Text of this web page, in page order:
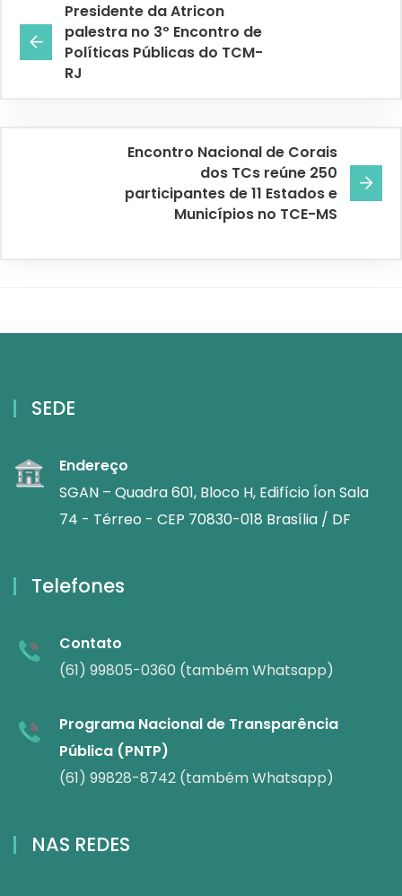
Presidente da Atricon
palestra no 3º Encontro de
Políticas Públicas do TCM-
RJ
Encontro Nacional de Corais
dos TCs reúne 250
participantes de 11 Estados e
Municípios no TCE-MS
SEDE
Endereço
SGAN – Quadra 601, Bloco H, Edifício Íon Sala
74 - Térreo - CEP 70830-018 Brasília / DF
Telefones
Contato
(61) 99805-0360 (também Whatsapp)
Programa Nacional de Transparência
Pública (PNTP)
(61) 99828-8742 (também Whatsapp)
NAS REDES